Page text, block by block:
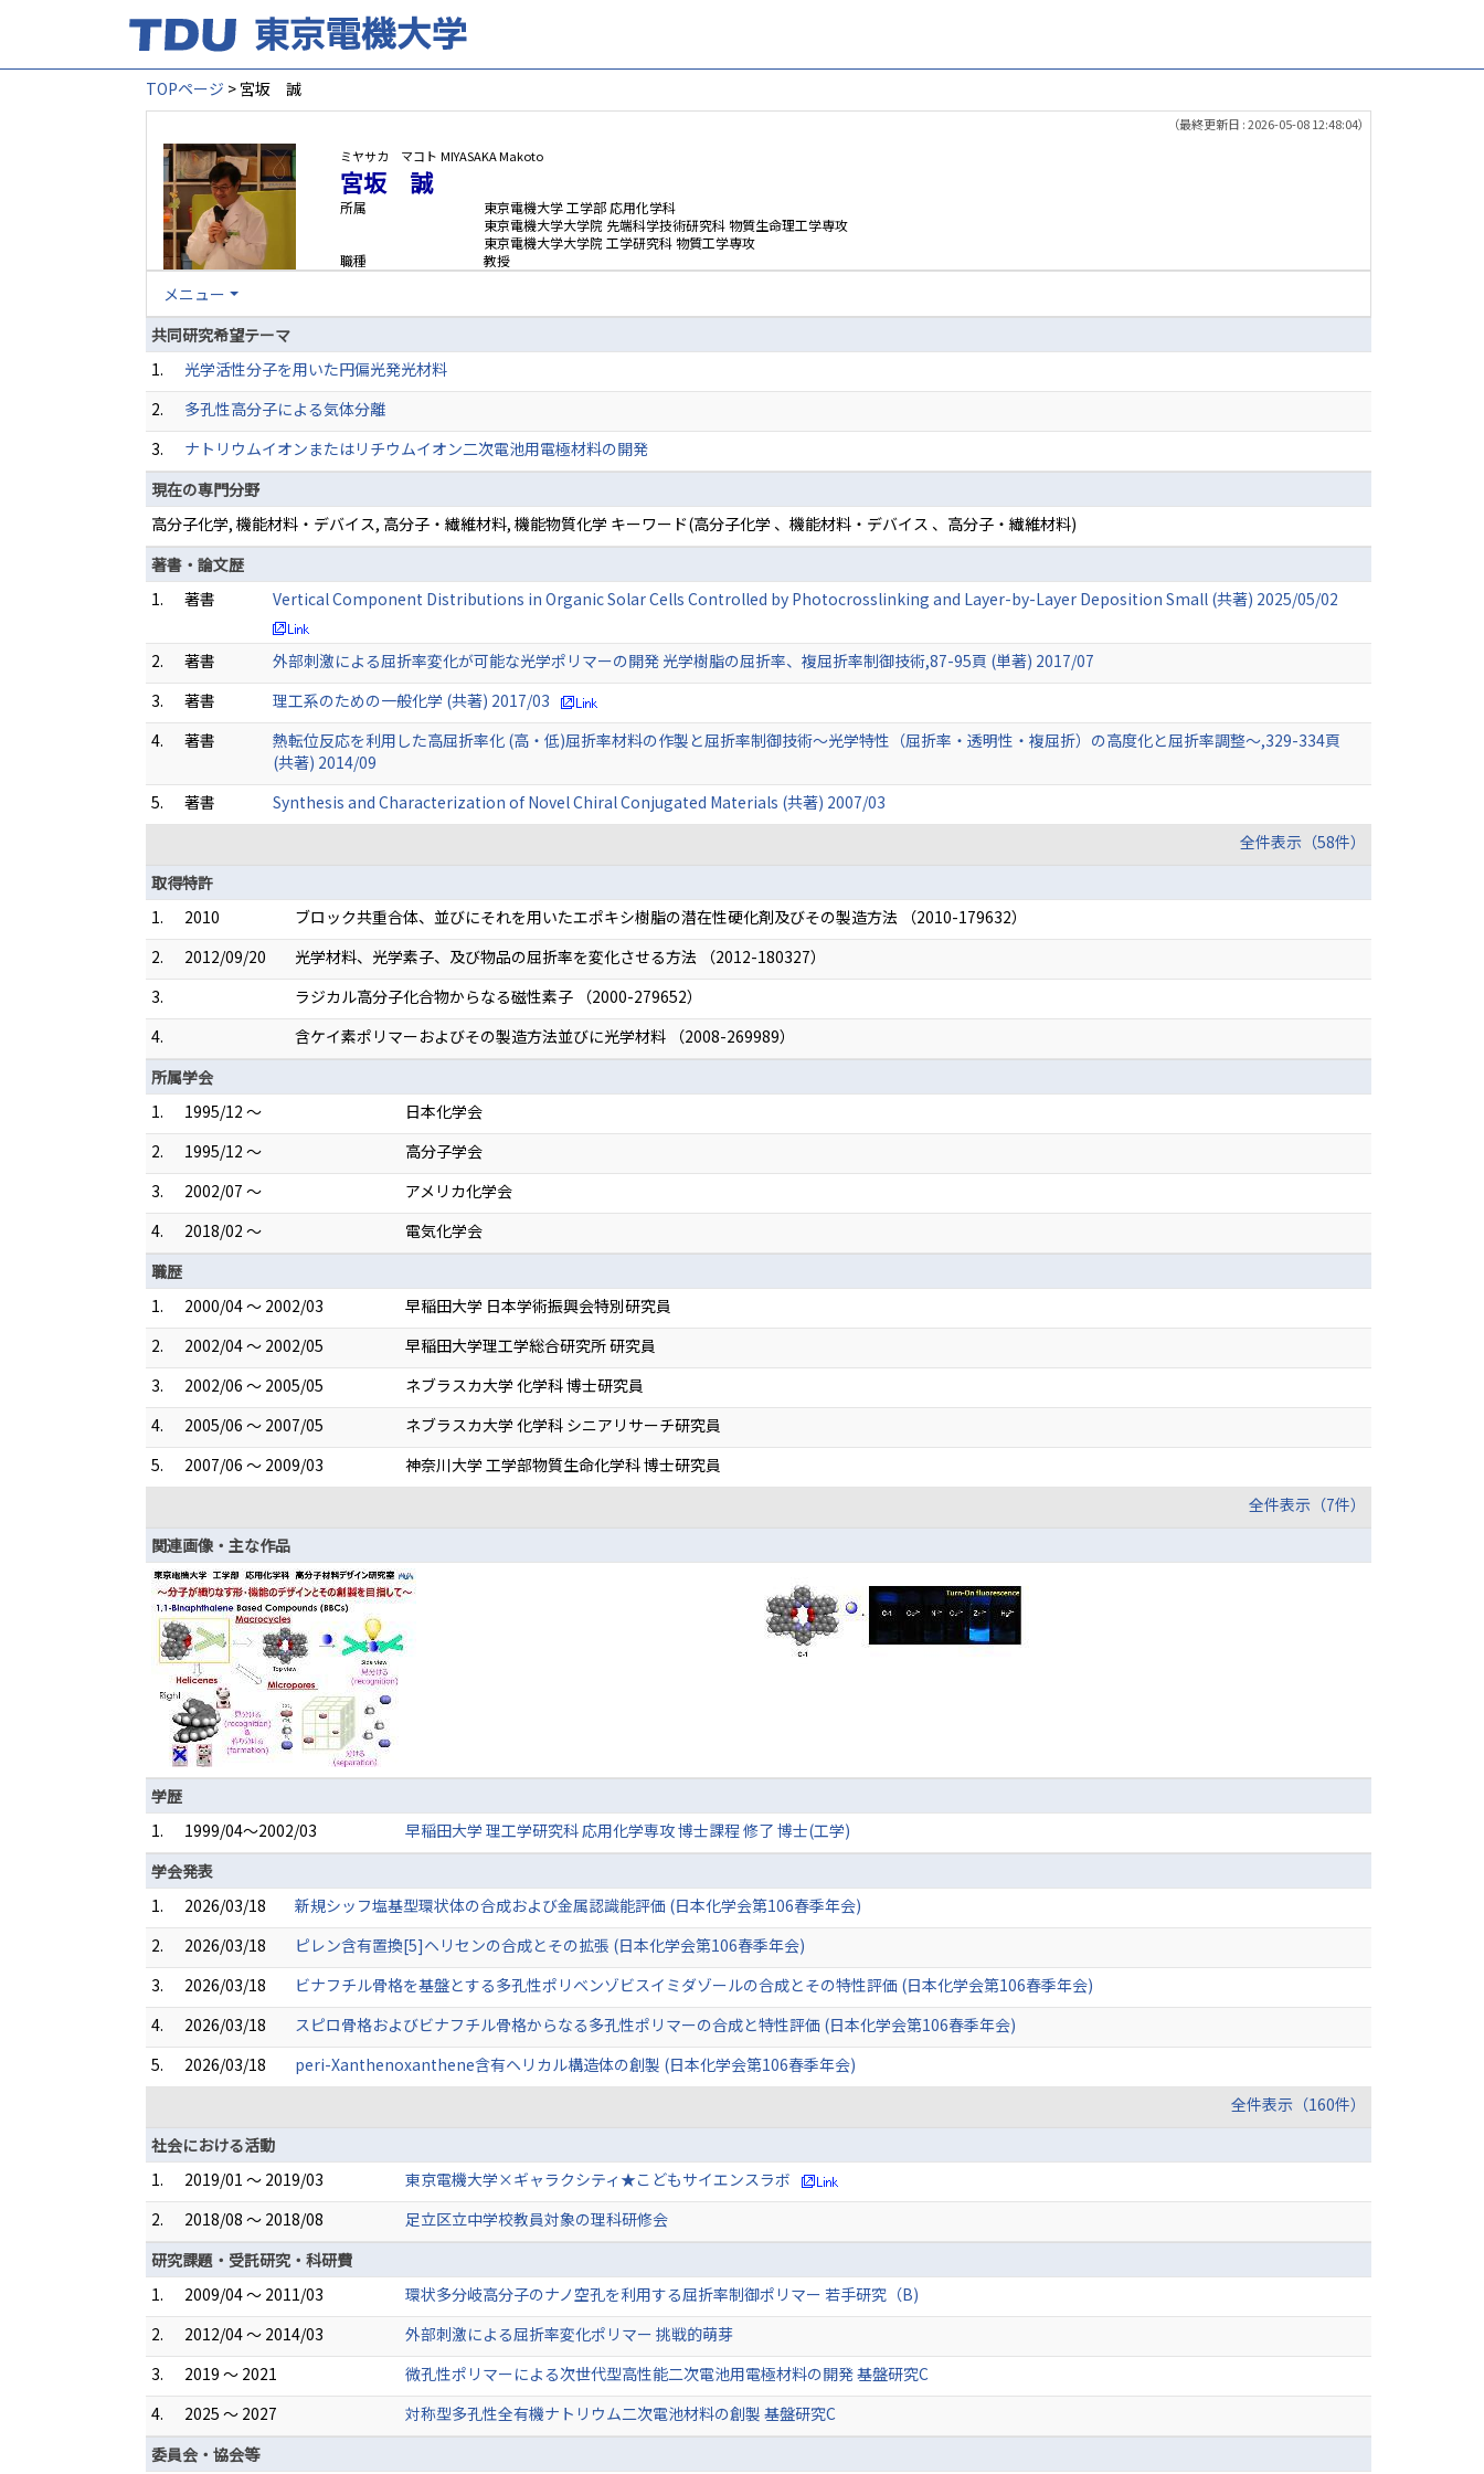
TOPページ > 宮坂 誠
（最終更新日 : 2026-05-08 12:48:04）
ミヤサカ マコト MIYASAKA Makoto
宮坂 誠
所属
東京電機大学 工学部 応用化学科
東京電機大学大学院 先端科学技術研究科 物質生命理工学専攻
東京電機大学大学院 工学研究科 物質工学専攻
職種
教授
メニュー
共同研究希望テーマ
1.
光学活性分子を用いた円偏光発光材料
2.
多孔性高分子による気体分離
3.
ナトリウムイオンまたはリチウムイオン二次電池用電極材料の開発
現在の専門分野
高分子化学, 機能材料・デバイス, 高分子・繊維材料, 機能物質化学 キーワード(高分子化学 、機能材料・デバイス 、高分子・繊維材料)
著書・論文歴
1.
著書 Vertical Component Distributions in Organic Solar Cells Controlled by Photocrosslinking and Layer-by-Layer Deposition Small (共著) 2025/05/02
2. 著書
外部刺激による屈折率変化が可能な光学ポリマーの開発 光学樹脂の屈折率、複屈折率制御技術,87-95頁 (単著) 2017/07
3.
著書
理工系のための一般化学 (共著) 2017/03
4.
著書
熱転位反応を利用した高屈折率化 (高・低)屈折率材料の作製と屈折率制御技術～光学特性（屈折率・透明性・複屈折）の高度化と屈折率調整～,329-334頁
(共著) 2014/09
5.
著書
Synthesis and Characterization of Novel Chiral Conjugated Materials (共著) 2007/03
全件表示（58件）
取得特許
1.
2010
ブロック共重合体、並びにそれを用いたエポキシ樹脂の潜在性硬化剤及びその製造方法 （2010-179632）
2.
2012/09/20
光学材料、光学素子、及び物品の屈折率を変化させる方法 （2012-180327）
3.
ラジカル高分子化合物からなる磁性素子 （2000-279652）
4.
含ケイ素ポリマーおよびその製造方法並びに光学材料 （2008-269989）
所属学会
1.
1995/12 ～
日本化学会
2.
1995/12 ～
高分子学会
3.
2002/07 ～
アメリカ化学会
4.
2018/02 ～
電気化学会
職歴
1.
2000/04 ～ 2002/03
早稲田大学 日本学術振興会特別研究員
2.
2002/04 ～ 2002/05
早稲田大学理工学総合研究所 研究員
3.
2002/06 ～ 2005/05
ネブラスカ大学 化学科 博士研究員
4.
2005/06 ～ 2007/05
ネブラスカ大学 化学科 シニアリサーチ研究員
5.
2007/06 ～ 2009/03
神奈川大学 工学部物質生命化学科 博士研究員
全件表示（7件）
関連画像・主な作品
学歴
1.
1999/04～2002/03
早稲田大学 理工学研究科 応用化学専攻 博士課程 修了 博士(工学)
学会発表
1.
2026/03/18
新規シッフ塩基型環状体の合成および金属認識能評価 (日本化学会第106春季年会)
2.
2026/03/18
ピレン含有置換[5]ヘリセンの合成とその拡張 (日本化学会第106春季年会)
3.
2026/03/18
ビナフチル骨格を基盤とする多孔性ポリベンゾビスイミダゾールの合成とその特性評価 (日本化学会第106春季年会)
4.
2026/03/18
スピロ骨格およびビナフチル骨格からなる多孔性ポリマーの合成と特性評価 (日本化学会第106春季年会)
5.
2026/03/18
peri-Xanthenoxanthene含有ヘリカル構造体の創製 (日本化学会第106春季年会)
全件表示（160件）
社会における活動
1.
2019/01 ～ 2019/03
東京電機大学×ギャラクシティ★こどもサイエンスラボ
2.
2018/08 ～ 2018/08
足立区立中学校教員対象の理科研修会
研究課題・受託研究・科研費
1.
2009/04 ～ 2011/03
環状多分岐高分子のナノ空孔を利用する屈折率制御ポリマー 若手研究（B)
2.
2012/04 ～ 2014/03
外部刺激による屈折率変化ポリマー 挑戦的萌芽
3.
2019 ～ 2021
微孔性ポリマーによる次世代型高性能二次電池用電極材料の開発 基盤研究C
4.
2025 ～ 2027
対称型多孔性全有機ナトリウム二次電池材料の創製 基盤研究C
委員会・協会等